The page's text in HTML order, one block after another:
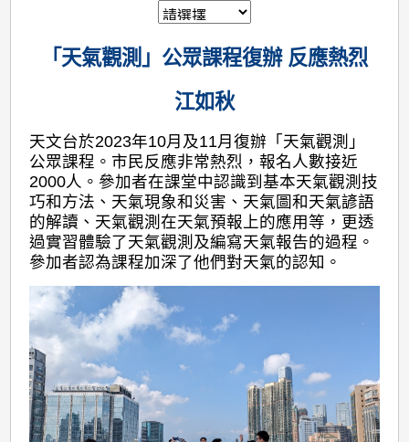
「天氣觀測」公眾課程復辦 反應熱烈
江如秋
天文台於2023年10月及11月復辦「天氣觀測」
公眾課程。市民反應非常熱烈，報名人數接近
2000人。參加者在課堂中認識到基本天氣觀測技
巧和方法、天氣現象和災害、天氣圖和天氣諺語
的解讀、天氣觀測在天氣預報上的應用等，更透
過實習體驗了天氣觀測及編寫天氣報告的過程。
參加者認為課程加深了他們對天氣的認知。